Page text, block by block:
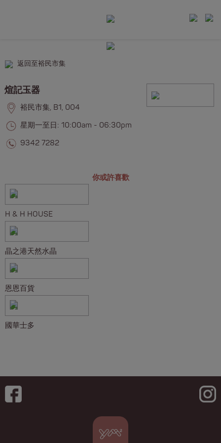
返回至裕民市集
煊記玉器
裕民市集, B1, 004
星期一至日: 10:00am - 06:30pm
9342 7282
你或許喜歡
H & H HOUSE
晶之港天然水晶
恩恩百貨
國華士多